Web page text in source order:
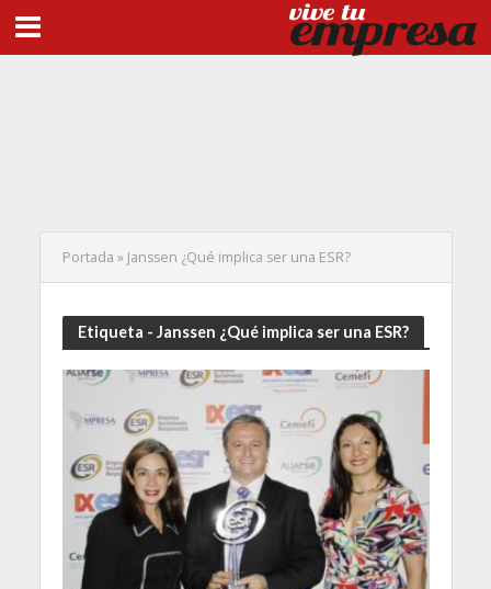
Portada » Janssen ¿Qué implica ser una ESR?
Etiqueta - Janssen ¿Qué implica ser una ESR?